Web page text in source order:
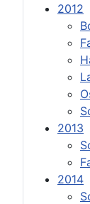
2012
2013
2014